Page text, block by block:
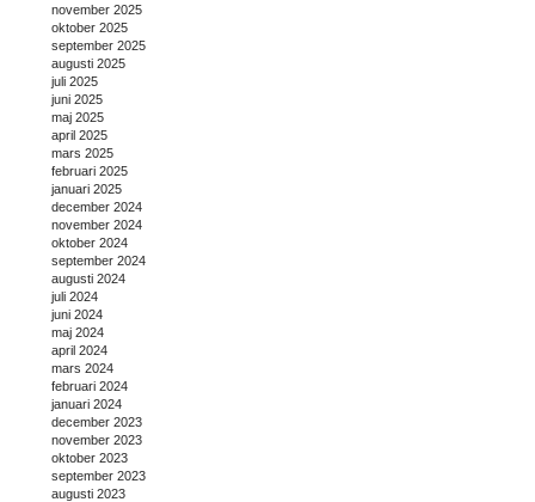
november 2025
oktober 2025
september 2025
augusti 2025
juli 2025
juni 2025
maj 2025
april 2025
mars 2025
februari 2025
januari 2025
december 2024
november 2024
oktober 2024
september 2024
augusti 2024
juli 2024
juni 2024
maj 2024
april 2024
mars 2024
februari 2024
januari 2024
december 2023
november 2023
oktober 2023
september 2023
augusti 2023